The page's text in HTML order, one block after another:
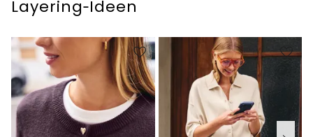
Layering‑Ideen